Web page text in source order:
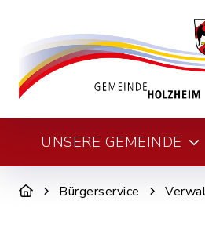
UNSERE GEMEINDE
Bürgerservice